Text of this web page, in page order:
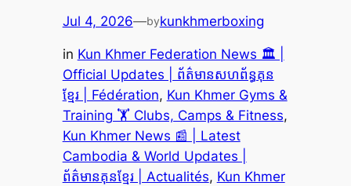
Jul 4, 2026—bykunkhmerboxing
in Kun Khmer Federation News 🏛️ |
Official Updates | ព័ត៌មានសហព័ន្ធគុន
ខ្មែរ | Fédération, Kun Khmer Gyms &
Training 🏋️ Clubs, Camps & Fitness
Kun Khmer News 📰 | Latest
Cambodia & World Updates |
ព័ត៌មានគុនខ្មែរ | Actualités, Kun Khmer